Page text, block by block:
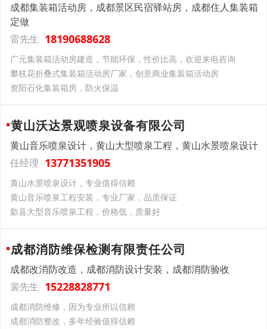
成都集装箱活动房，成都景区民宿驿站房，成都住人集装箱
定做
雷先生 18190688628
广元集装箱活动房建造，节能环保，性价比高，欢迎来电咨询
攀枝花折叠式集装箱活动房厂家，创意商业集装箱活动房
资阳石化集装箱房，防火保温
黄山沃达景观喷泉设备有限公司
黄山音乐喷泉设计，黄山大型喷泉工程，黄山水景喷泉设计
任经理 13771351905
黄山水景喷泉设计，专业值得信赖
黄山音乐喷泉工程安装，专业厂家，品质保证
歙县大型音乐喷泉工程，价格低，质量好
成都消防维保检测有限责任公司
成都改消防改造，成都消防设计安装，成都消防验收
裴先生 15228828771
成都消防维修，因为专业所以信赖
成都消防整改，多年经验值得信赖